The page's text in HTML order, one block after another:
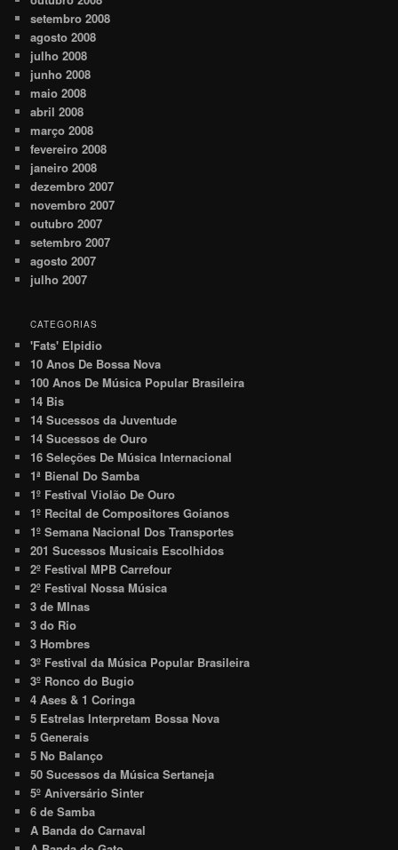
setembro 2008
agosto 2008
julho 2008
junho 2008
maio 2008
abril 2008
março 2008
fevereiro 2008
janeiro 2008
dezembro 2007
novembro 2007
outubro 2007
setembro 2007
agosto 2007
julho 2007
CATEGORIAS
'Fats' Elpidio
10 Anos De Bossa Nova
100 Anos De Música Popular Brasileira
14 Bis
14 Sucessos da Juventude
14 Sucessos de Ouro
16 Seleções De Música Internacional
1ª Bienal Do Samba
1º Festival Violão De Ouro
1º Recital de Compositores Goianos
1º Semana Nacional Dos Transportes
201 Sucessos Musicais Escolhidos
2º Festival MPB Carrefour
2º Festival Nossa Música
3 de MInas
3 do Rio
3 Hombres
3º Festival da Música Popular Brasileira
3º Ronco do Bugio
4 Ases & 1 Coringa
5 Estrelas Interpretam Bossa Nova
5 Generais
5 No Balanço
50 Sucessos da Música Sertaneja
5º Aniversário Sinter
6 de Samba
A Banda do Carnaval